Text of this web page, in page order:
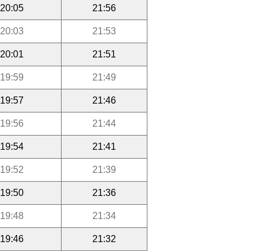
20:05 21:56
20:03 21:53
20:01 21:51
19:59 21:49
19:57 21:46
19:56 21:44
19:54 21:41
19:52 21:39
19:50 21:36
19:48 21:34
19:46 21:32